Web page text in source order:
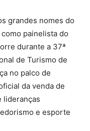
grandes nomes do
painelista do
durante a 37ª
de Turismo de
no palco de
da venda de
lideranças
e esporte